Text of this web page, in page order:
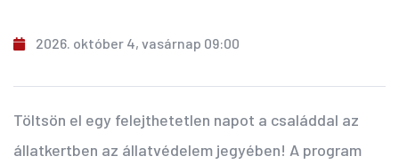
2026. október 4, vasárnap 09:00
Töltsön el egy felejthetetlen napot a családdal az
állatkertben az állatvédelem jegyében! A program